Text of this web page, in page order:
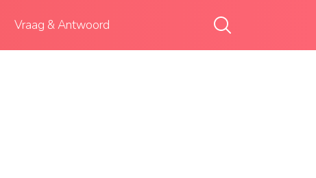
Vraag & Antwoord